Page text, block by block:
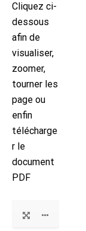
Cliquez ci-
dessous
afin de
visualiser,
zoomer,
tourner les
page ou
enfin
télécharge
r le
document
PDF